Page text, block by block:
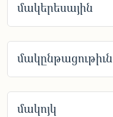
մակերեսային
մակընթացութիւն
մակոյկ